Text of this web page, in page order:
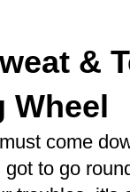
&
Wheel
come
to go